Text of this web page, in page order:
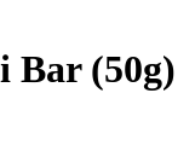
Bar (50g)